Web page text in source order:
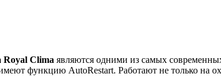
Royal Clima являются одними из самых
функцию AutoRestart. Работают не только